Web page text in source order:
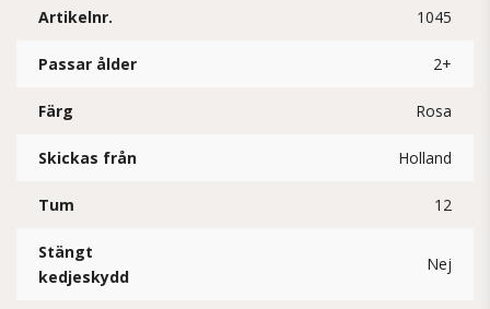
Artikelnr. 1045
Passar ålder 2+
Färg Rosa
Skickas från Holland
Tum 12
Stängt
kedjeskydd
Nej